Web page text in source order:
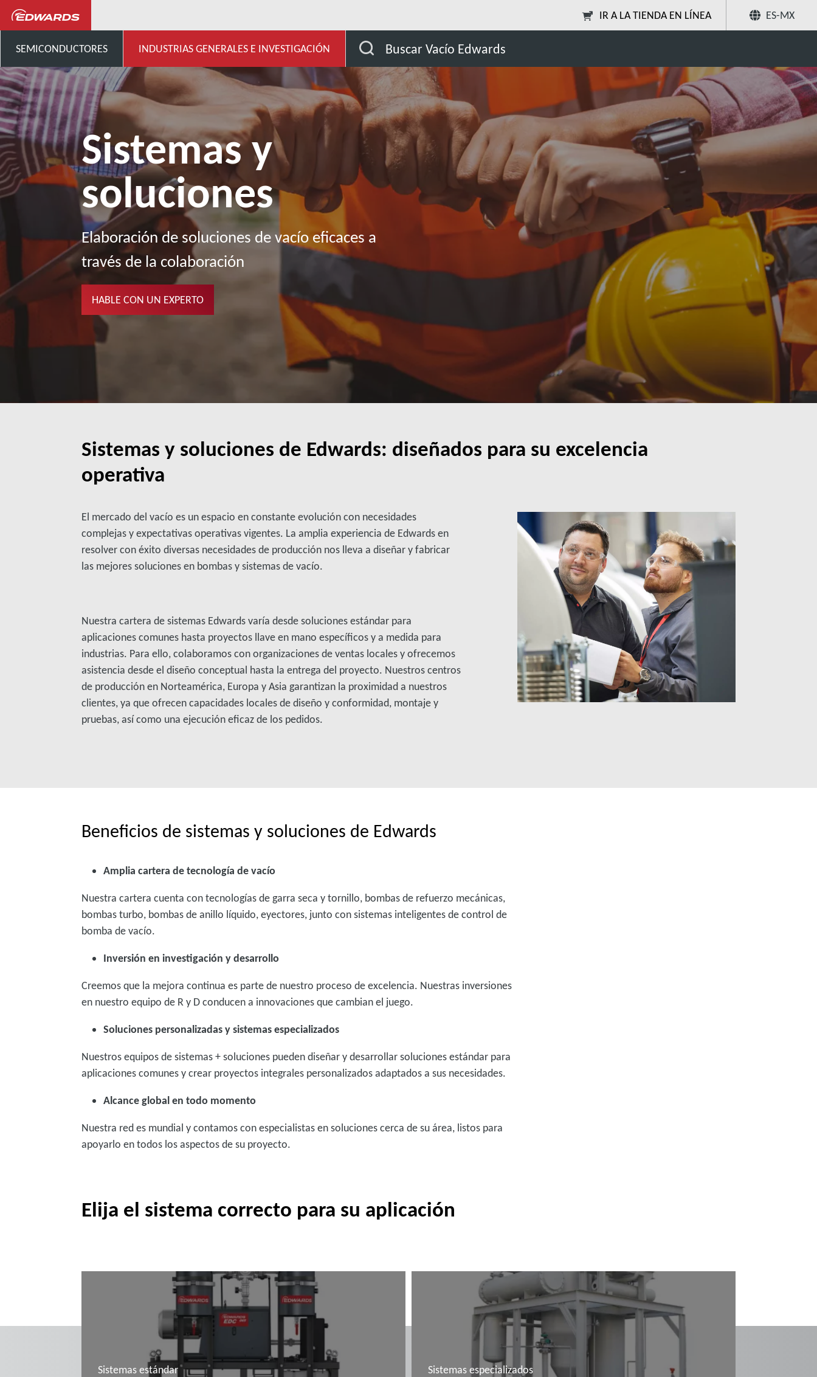
IR A LA TIENDA EN LÍNEA ES-MX
SEMICONDUCTORES INDUSTRIAS GENERALES E INVESTIGACIÓN Buscar Vacío Edwards
Compartir
Sistemas y
soluciones
Elaboración de soluciones de vacío eficaces a
través de la colaboración
HABLE CON UN EXPERTO
Sistemas y soluciones de Edwards: diseñados para su excelencia
operativa
El mercado del vacío es un espacio en constante evolución con necesidades
complejas y expectativas operativas vigentes. La amplia experiencia de Edwards en
resolver con éxito diversas necesidades de producción nos lleva a diseñar y fabricar
las mejores soluciones en bombas y sistemas de vacío.
Nuestra cartera de sistemas Edwards varía desde soluciones estándar para
aplicaciones comunes hasta proyectos llave en mano específicos y a medida para
industrias. Para ello, colaboramos con organizaciones de ventas locales y ofrecemos
asistencia desde el diseño conceptual hasta la entrega del proyecto. Nuestros centros
de producción en Norteamérica, Europa y Asia garantizan la proximidad a nuestros
clientes, ya que ofrecen capacidades locales de diseño y conformidad, montaje y
pruebas, así como una ejecución eficaz de los pedidos.
Beneficios de sistemas y soluciones de Edwards
Amplia cartera de tecnología de vacío
Nuestra cartera cuenta con tecnologías de garra seca y tornillo, bombas de refuerzo mecánicas,
bombas turbo, bombas de anillo líquido, eyectores, junto con sistemas inteligentes de control de
bomba de vacío.
Inversión en investigación y desarrollo
Creemos que la mejora continua es parte de nuestro proceso de excelencia. Nuestras inversiones
en nuestro equipo de R y D conducen a innovaciones que cambian el juego.
Soluciones personalizadas y sistemas especializados
Nuestros equipos de sistemas + soluciones pueden diseñar y desarrollar soluciones estándar para
aplicaciones comunes y crear proyectos integrales personalizados adaptados a sus necesidades.
Alcance global en todo momento
Nuestra red es mundial y contamos con especialistas en soluciones cerca de su área, listos para
apoyarlo en todos los aspectos de su proyecto.
Elija el sistema correcto para su aplicación
Sistemas estándar Sistemas especializados